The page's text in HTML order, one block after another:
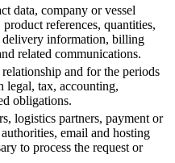
data, company or vessel
references, quantities,
delivery information, billing
related communications.
and for the periods
legal, tax, accounting,
obligations.
logistics partners, payment or
email and hosting
to process the request or